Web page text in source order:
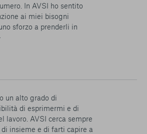
In AVSI ho sentito
ai miei bisogni
sforzo a prenderli in
un alto grado di
di esprimermi e di
lavoro. AVSI cerca sempre
insieme e di farti capire a